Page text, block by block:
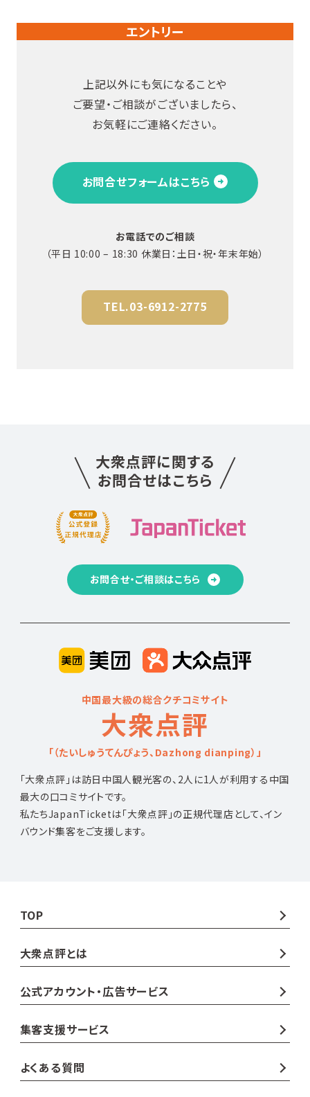
エントリー
上記以外にも気になることや
ご要望・ご相談がございましたら、
お気軽にご連絡ください。
お問合せフォームはこちら
お電話でのご相談
（平日 10:00 – 18:30 休業日：土日・祝・年末年始）
TEL.03-6912-2775
大衆点評に関する
お問合せはこちら
お問合せ・ご相談はこちら
中国最大級の総合クチコミサイト
大衆点評
「（たいしゅうてんぴょう、Dazhong dianping）」
「大衆点評」は訪日中国人観光客の、2人に1人が利用する中国
最大の口コミサイトです。
私たちJapanTicketは「大衆点評」の正規代理店として、イン
バウンド集客をご支援します。
TOP
大衆点評とは
公式アカウント・広告サービス
集客支援サービス
よくある質問